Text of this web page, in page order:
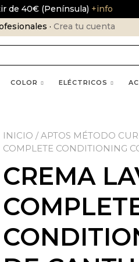
de 40€ (Península) +info
· Crea tu cuenta
COLOR ELÉCTRICOS
INICIO /APTOS MÉTODO
COMPLETE CONDITIONING
CREMA